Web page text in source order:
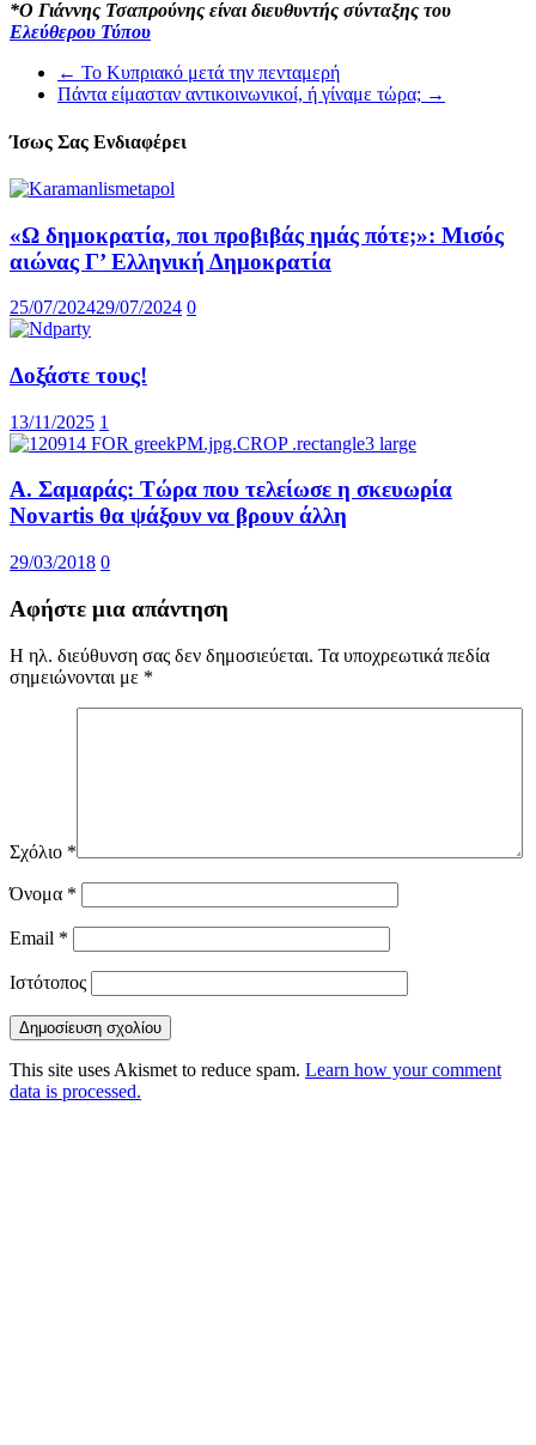
*Ο Γιάννης Τσαπρούνης είναι διευθυντής σύνταξης του
Ελεύθερου Τύπου
← Το Κυπριακό μετά την πενταμερή
Πάντα είμασταν αντικοινωνικοί, ή γίναμε τώρα; →
Ίσως Σας Ενδιαφέρει
«Ω δημοκρατία, ποι προβιβάς ημάς πότε;»: Μισός
αιώνας Γ’ Ελληνική Δημοκρατία
25/07/202429/07/2024 0
Δοξάστε τους!
13/11/2025 1
Α. Σαμαράς: Τώρα που τελείωσε η σκευωρία
Novartis θα ψάξουν να βρουν άλλη
29/03/2018 0
Αφήστε μια απάντηση
Η ηλ. διεύθυνση σας δεν δημοσιεύεται. Τα υποχρεωτικά πεδία
σημειώνονται με *
Σχόλιο *
Όνομα *
Email *
Ιστότοπος
This site uses Akismet to reduce spam. Learn how your comment
data is processed.